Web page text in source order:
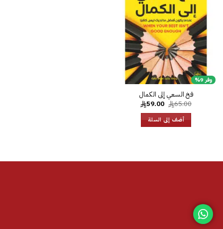
وفر 9%
فخ السعي إلى الكمال
65.00
السعر
الأصلي
هو:
65.00.
59.00 السعر
الحالي
هو: أضف إلى السلة